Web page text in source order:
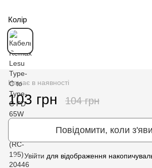
Колір
Немає в наявності
103 грн 104 грн
Повідомити, коли
% Увійти для відображення